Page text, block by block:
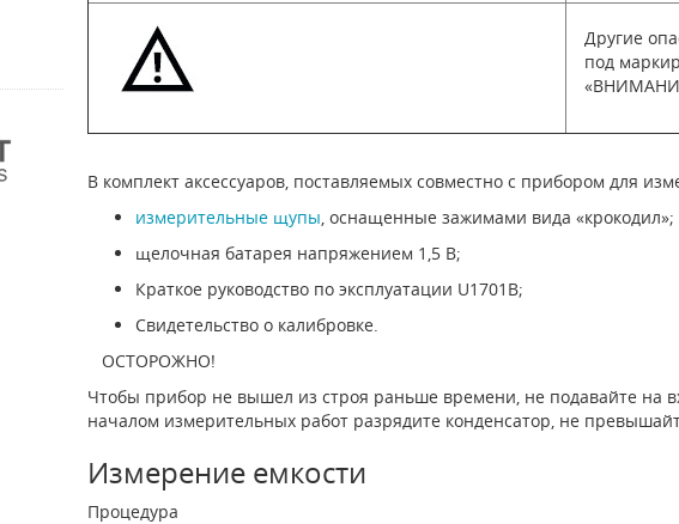
Другие
под
В комплект аксессуаров, поставляемых совместно с прибором для
измерительные щупы , оснащенные зажимами вида «крокодил»;
щелочная батарея напряжением 1,5 В;
Краткое руководство по эксплуатации U1701B;
Свидетельство о калибровке.
ОСТОРОЖНО!
Чтобы прибор не вышел из строя раньше времени, не подавайте на
началом измерительных работ разрядите конденсатор, не
Измерение емкости
Процедура